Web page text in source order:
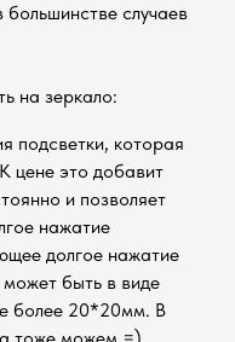
случаев
на зеркало:
подсветки, которая
цене это добавит
и позволяет
нажатие
долгое нажатие
быть в виде
более 20*20мм. В